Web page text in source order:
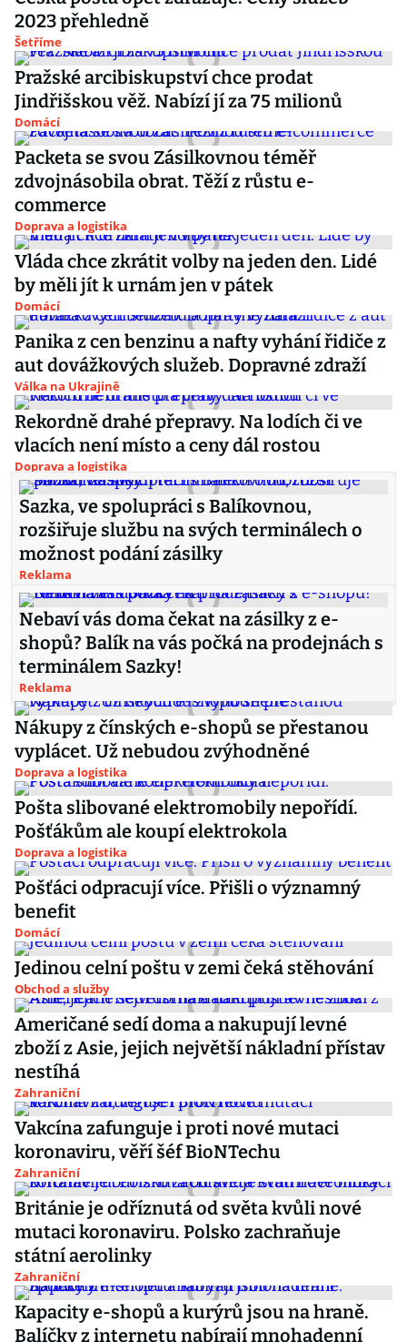
2023 přehledně
Šetříme
Pražské arcibiskupství chce prodat
Jindřišskou věž. Nabízí jí za 75 milionů
Domácí
Packeta se svou Zásilkovnou téměř
zdvojnásobila obrat. Těží z růstu e-
commerce
Doprava a logistika
Vláda chce zkrátit volby na jeden den. Lidé
by měli jít k urnám jen v pátek
Domácí
Panika z cen benzinu a nafty vyhání řidiče z
aut dovážkových služeb. Dopravné zdraží
Válka na Ukrajině
Rekordně drahé přepravy. Na lodích či ve
vlacích není místo a ceny dál rostou
Doprava a logistika
Sazka, ve spolupráci s Balíkovnou,
rozšiřuje službu na svých terminálech o
možnost podání zásilky
Reklama
Nebaví vás doma čekat na zásilky z e-
shopů? Balík na vás počká na prodejnách s
terminálem Sazky!
Reklama
Nákupy z čínských e-shopů se přestanou
vyplácet. Už nebudou zvýhodněné
Doprava a logistika
Pošta slibované elektromobily nepořídí.
Pošťákům ale koupí elektrokola
Doprava a logistika
Pošťáci odpracují více. Přišli o významný
benefit
Domácí
Jedinou celní poštu v zemi čeká stěhování
Obchod a služby
Američané sedí doma a nakupují levné
zboží z Asie, jejich největší nákladní přístav
nestíhá
Zahraniční
Vakcína zafunguje i proti nové mutaci
koronaviru, věří šéf BioNTechu
Zahraniční
Británie je odříznutá od světa kvůli nové
mutaci koronaviru. Polsko zachraňuje
státní aerolinky
Zahraniční
Kapacity e-shopů a kurýrů jsou na hraně.
Balíčky z internetu nabírají mnohadenní